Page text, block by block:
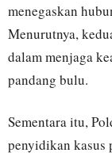
menegaskan
Menurutnya,
dalam menjaga
pandang bulu.
Sementara itu,
penyidikan kasus